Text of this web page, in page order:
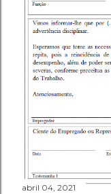
abril 04, 2021